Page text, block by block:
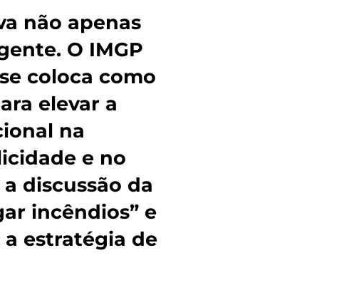
não apenas
O IMGP
coloca como
elevar a
na
e no
discussão da
incêndios” e
estratégia de